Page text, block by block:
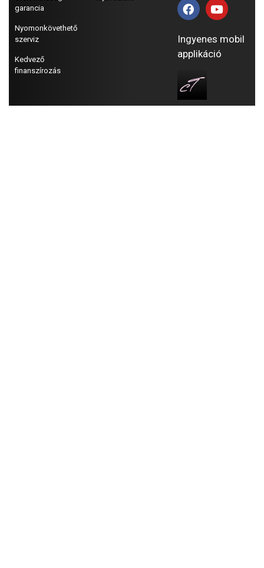
garancia
Nyomonkövethető
szerviz
Kedvező
finanszírozás
Ingyenes mobil
applikáció